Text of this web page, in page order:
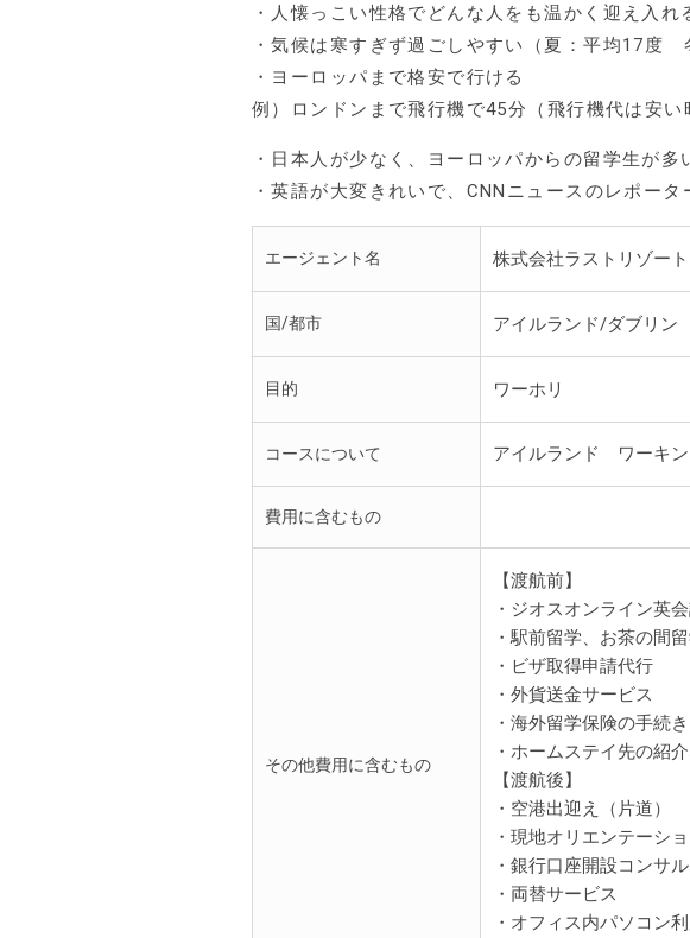
・人懐っこい性格でどんな人をも温かく迎え入れ
・気候は寒すぎず過ごしやすい（夏：平均17度
・ヨーロッパまで格安で行ける
例）ロンドンまで飛行機で45分（飛行機代は安い
・日本人が少なく、ヨーロッパからの留学生が多
・英語が大変きれいで、CNNニュースのレポー
エージェント名 株式会社ラストリゾート
国/都市 アイルランド/ダブリン
目的 ワーホリ
コースについて アイルランド ワーキン
費用に含むもの
その他費用に含むもの
【渡航前】
・ジオスオンライン英
・駅前留学、お茶の間
・ビザ取得申請代行
・外貨送金サービス
・海外留学保険の手
・ホームステイ先の紹
【渡航後】
・空港出迎え（片道
・現地オリエンテー
・銀行口座開設コン
・両替サービス
・オフィス内パソコ